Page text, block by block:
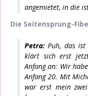
angemietet, in die
Die Seitensprung-
Petra: Puh, das ist
klärt sich erst
Anfang an: Wir
Anfang 20. Mit
war erst mein